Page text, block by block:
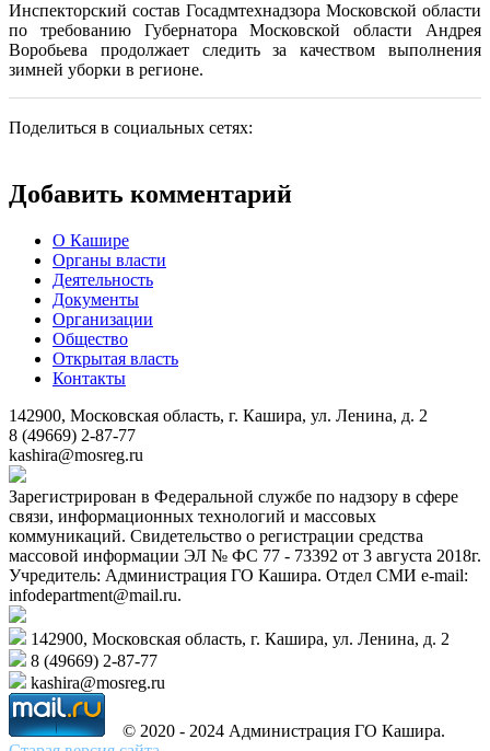
Инспекторский состав Госадмтехнадзора Московской области
по требованию Губернатора Московской области Андрея
Воробьева продолжает следить за качеством выполнения
зимней уборки в регионе.
Поделиться в социальных сетях:
Добавить комментарий
О Кашире
Органы власти
Деятельность
Документы
Организации
Общество
Открытая власть
Контакты
142900, Московская область, г. Кашира, ул. Ленина, д. 2
8 (49669) 2-87-77
kashira@mosreg.ru
Зарегистрирован в Федеральной службе по надзору в сфере
связи, информационных технологий и массовых
коммуникаций. Свидетельство о регистрации средства
массовой информации ЭЛ № ФС 77 - 73392 от 3 августа 2018г.
Учредитель: Администрация ГО Кашира. Отдел СМИ e-mail:
infodepartment@mail.ru.
142900, Московская область, г. Кашира, ул. Ленина, д. 2
8 (49669) 2-87-77
kashira@mosreg.ru
© 2020 - 2024 Администрация ГО Кашира.